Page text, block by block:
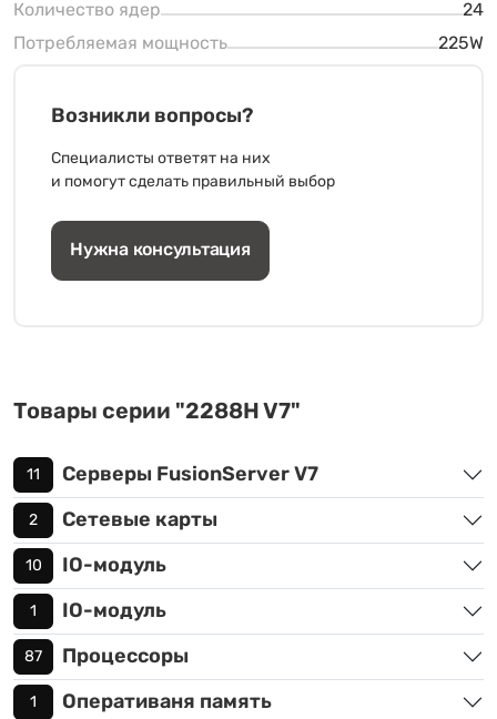
Количество ядер
24
Потребляемая мощность
225W
Возникли вопросы?
Специалисты ответят на них
и помогут сделать правильный выбор
Нужна консультация
Товары серии "2288H V7"
11 Серверы FusionServer V7
2 Сетевые карты
10 IO-модуль
1 IO-модуль
87 Процессоры
1 Оперативаня память